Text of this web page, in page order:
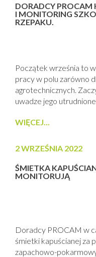
DORADCY PROCAM
I MONITORING
RZEPAKU.
Początek września to
pracy w polu zarówno
agrotechnicznych.
uwadze jego
Doradcy z Grupy
jakim jest III pokolenie
WIĘCEJ...
2 WRZEŚNIA 2022
ŚMIETKA
MONITORUJĄ
Doradcy PROCAM w
śmietki kapuścianej za
zapachowo-